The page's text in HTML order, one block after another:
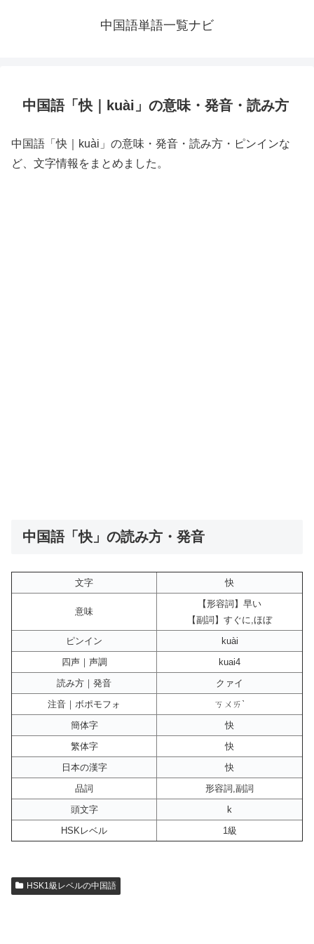
中国語単語一覧ナビ
中国語「快｜kuài」の意味・発音・読み方
中国語「快｜kuài」の意味・発音・読み方・ピンインな
ど、文字情報をまとめました。
中国語「快」の読み方・発音
文字 快
意味
【形容詞】早い
【副詞】すぐに,ほぼ
ピンイン
kuài
四声｜声調
kuai4
読み方｜発音
クァイ
注音｜ボポモフォ
ㄎㄨㄞˋ
簡体字
快
繁体字
快
日本の漢字
快
品詞
形容詞,副詞
頭文字
k
HSKレベル
1級
HSK1級レベルの中国語